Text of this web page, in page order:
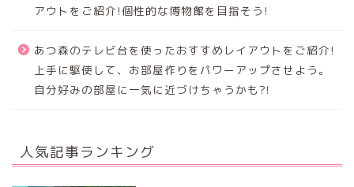
アウトをご紹介!個性的な博物館を目指そう!
あつ森のテレビ台を使ったおすすめレイアウトをご紹介!
上手に駆使して、お部屋作りをパワーアップさせよう。
自分好みの部屋に一気に近づけちゃうかも?!
人気記事ランキング